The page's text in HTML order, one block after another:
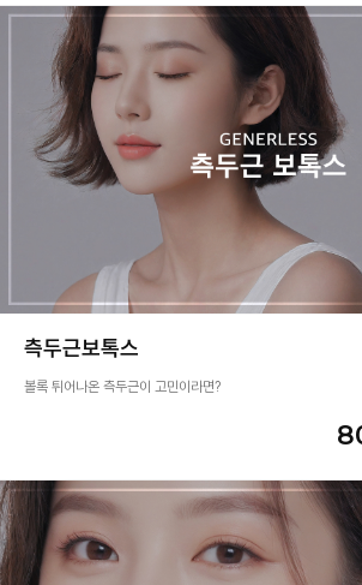
측두근보톡스
볼록 튀어나온 측두근이 고민이라면?